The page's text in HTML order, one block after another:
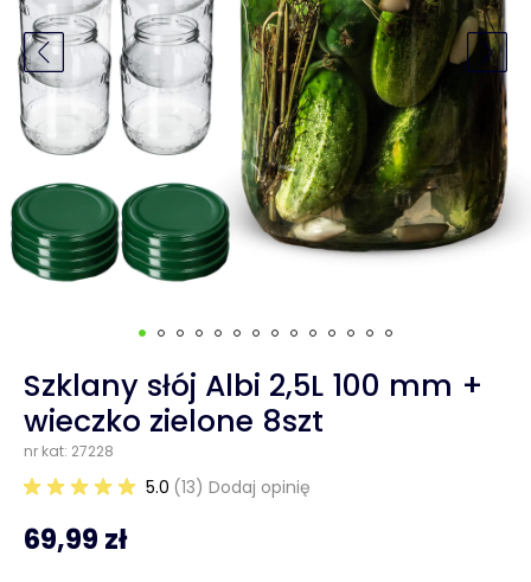
Szklany słój Albi 2,5L 100 mm +
wieczko zielone 8szt
nr kat: 27228
5.0 (13) Dodaj opinię
69,99 zł